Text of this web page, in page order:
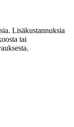
Lisäkustannuksia
tai